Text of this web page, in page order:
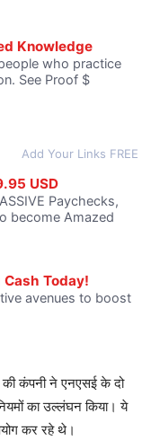
कंपनी ने एनएसई के दो
का उल्लंघन किया। ये
कर रहे थे।